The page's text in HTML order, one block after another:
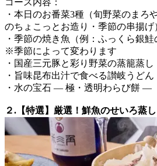
・本日のお番菜3種（旬野菜のまろ
のちょこっとお造り・季節の串揚げ
・季節の焼き魚（例：ふっくら銀鮭
※季節によって変わります
・国産三元豚と彩り野菜の蒸籠蒸し
・旨味昆布出汁で食べる讃岐うどん
・水の宝石 ― 極・透明わらび餅 ―
２.【特選】厳選！鮮魚のせいろ蒸